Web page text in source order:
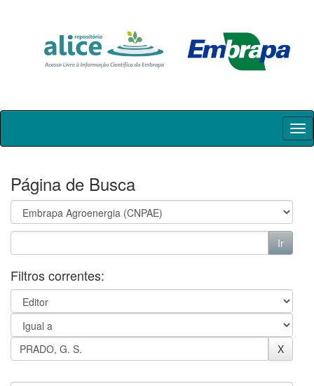
Skip
Página de Busca
Filtros correntes: